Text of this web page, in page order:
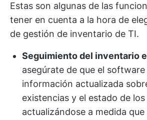
Estas son algunas de las
tener en cuenta a la hora de
de gestión de inventario de TI.
Seguimiento del inventario
asegúrate de que el
información actualizada
existencias y el estado de
actualizándose a medida